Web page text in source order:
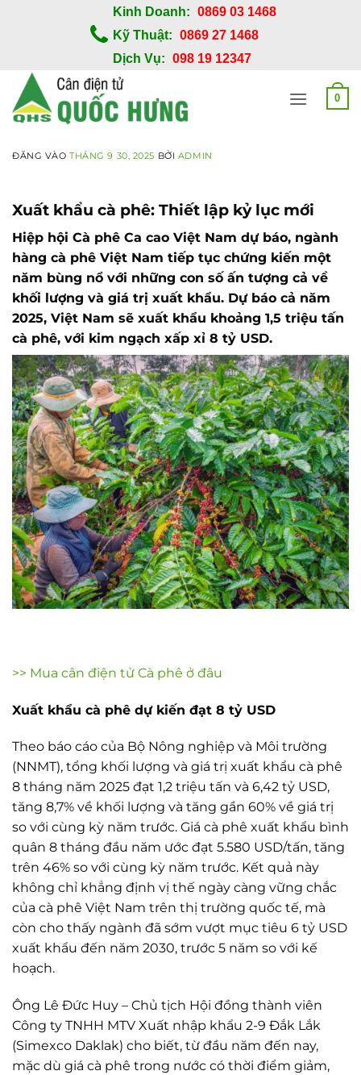
dung
Kinh Doanh: 0869 03 1468
Kỹ Thuật: 0869 27 1468
Dịch Vụ: 098 19 12347
0
ĐĂNG VÀOTHÁNG 9 30, 2025 BỞI ADMIN
Xuất khẩu cà phê: Thiết lập kỷ lục mới
Hiệp hội Cà phê Ca cao Việt Nam dự báo, ngành
hàng cà phê Việt Nam tiếp tục chứng kiến một
năm bùng nổ với những con số ấn tượng cả về
khối lượng và giá trị xuất khẩu. Dự báo cả năm
2025, Việt Nam sẽ xuất khẩu khoảng 1,5 triệu tấn
cà phê, với kim ngạch xấp xỉ 8 tỷ USD.
>> Mua cân điện tử Cà phê ở đâu
Xuất khẩu cà phê dự kiến đạt 8 tỷ USD
Theo báo cáo của Bộ Nông nghiệp và Môi trường
(NNMT), tổng khối lượng và giá trị xuất khẩu cà phê
8 tháng năm 2025 đạt 1,2 triệu tấn và 6,42 tỷ USD,
tăng 8,7% về khối lượng và tăng gần 60% về giá trị
so với cùng kỳ năm trước. Giá cà phê xuất khẩu bình
quân 8 tháng đầu năm ước đạt 5.580 USD/tấn, tăng
trên 46% so với cùng kỳ năm trước. Kết quả này
không chỉ khẳng định vị thế ngày càng vững chắc
của cà phê Việt Nam trên thị trường quốc tế, mà
còn cho thấy ngành đã sớm vượt mục tiêu 6 tỷ USD
xuất khẩu đến năm 2030, trước 5 năm so với kế
hoạch.
Ông Lê Đức Huy – Chủ tịch Hội đồng thành viên
Công ty TNHH MTV Xuất nhập khẩu 2-9 Đắk Lắk
(Simexco Daklak) cho biết, từ đầu năm đến nay,
mặc dù giá cà phê trong nước có thời điểm giảm,